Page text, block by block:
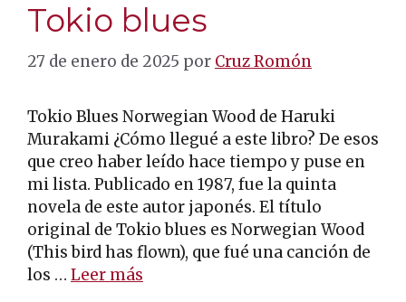
Tokio blues
27 de enero de 2025 por Cruz Romón
Tokio Blues Norwegian Wood de Haruki
Murakami ¿Cómo llegué a este libro? De esos
que creo haber leído hace tiempo y puse en
mi lista. Publicado en 1987, fue la quinta
novela de este autor japonés. El título
original de Tokio blues es Norwegian Wood
(This bird has flown), que fué una canción de
los … Leer más